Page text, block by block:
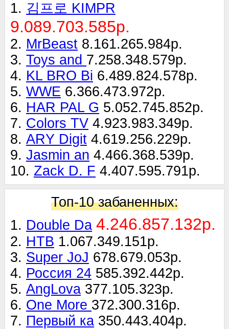
1. 김프로 KIMPR
9.089.703.585р.
2. MrBeast 8.161.265.984р.
3. Toys and 7.258.348.579р.
4. KL BRO Bi 6.489.824.578р.
5. WWE 6.366.473.972р.
6. HAR PAL G 5.052.745.852р.
7. Colors TV 4.923.983.349р.
8. ARY Digit 4.619.256.229р.
9. Jasmin an 4.466.368.539р.
10. Zack D. F 4.407.595.791р.
Топ-10 забаненных:
1. Double Da 4.246.857.132р.
2. НТВ 1.067.349.151р.
3. Super JoJ 678.679.053р.
4. Россия 24 585.392.442р.
5. AngLova 377.105.323р.
6. One More 372.300.316р.
7. Первый ка 350.443.404р.